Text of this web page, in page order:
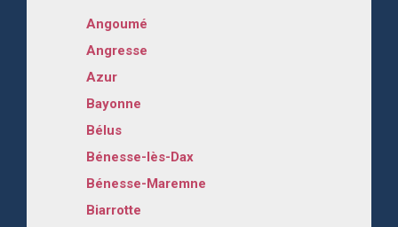
Angoumé
Angresse
Azur
Bayonne
Bélus
Bénesse-lès-Dax
Bénesse-Maremne
Biarrotte